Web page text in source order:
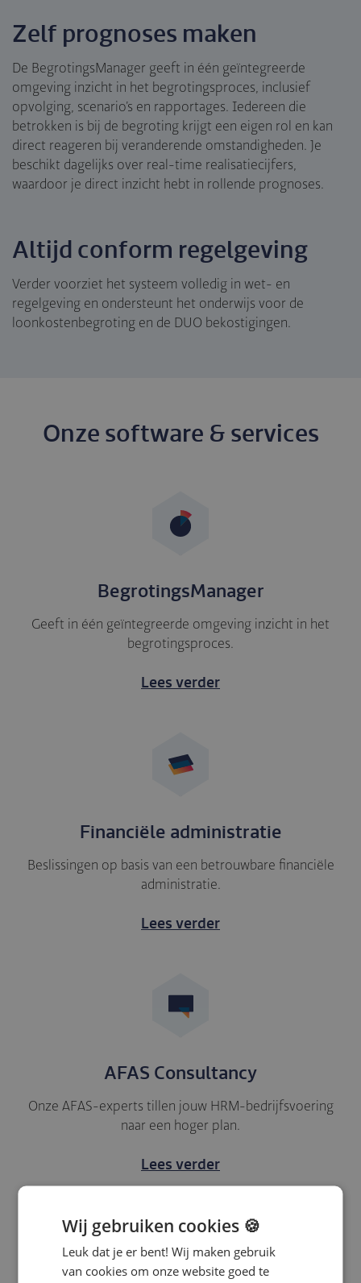
Zelf prognoses maken
De BegrotingsManager geeft in één geïntegreerde
omgeving inzicht in het begrotingsproces, inclusief
opvolging, scenario’s en rapportages. Iedereen die
betrokken is bij de begroting krijgt een eigen rol en kan
direct reageren bij veranderende omstandigheden. Je
beschikt dagelijks over real-time realisatiecijfers,
waardoor je direct inzicht hebt in rollende prognoses.
Altijd conform regelgeving
Verder voorziet het systeem volledig in wet- en
regelgeving en ondersteunt het onderwijs voor de
loonkostenbegroting en de DUO bekostigingen.
Onze software & services
BegrotingsManager
Geeft in één geïntegreerde omgeving inzicht in het
begrotingsproces.
Lees verder
Financiële administratie
Beslissingen op basis van een betrouwbare financiële
administratie.
Lees verder
AFAS Consultancy
Onze AFAS-experts tillen jouw HRM-bedrijfsvoering
naar een hoger plan.
Lees verder
Bekijk allesoftware,services&consultancy
Wij gebruiken cookies 🍪
Leuk dat je er bent! Wij maken gebruik
van cookies om onze website goed te